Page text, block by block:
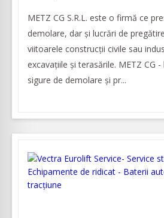
METZ CG S.R.L. este o firmă ce
demolare, dar și lucrări de
viitoarele construcții civile sau
excavațiile și terasările. METZ CG
sigure de demolare și pr...